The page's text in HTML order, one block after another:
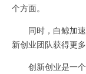
个方面。
同时，白鲸加速
新创业团队获得更多
创新创业是一个